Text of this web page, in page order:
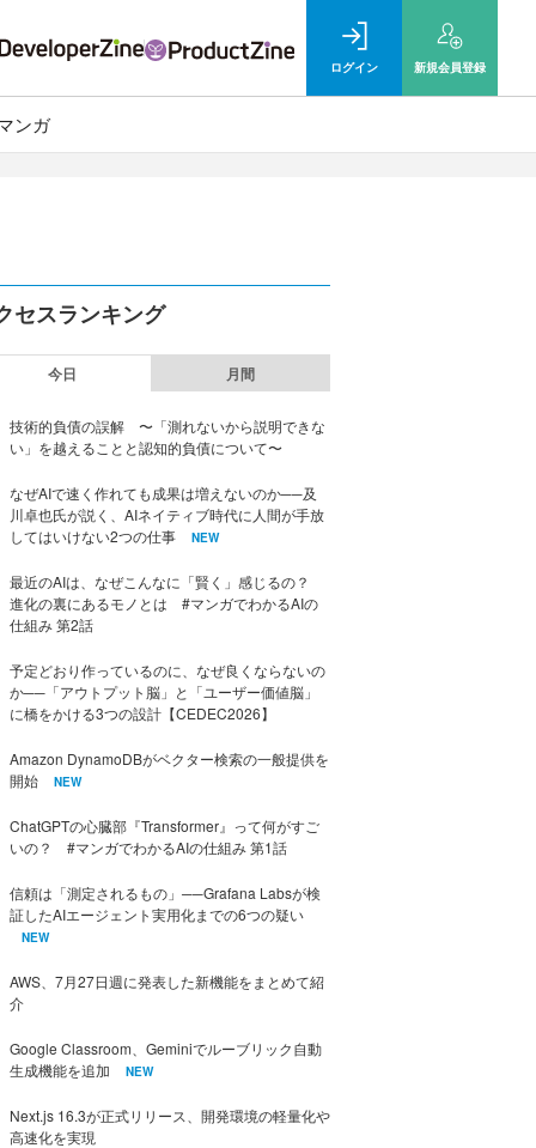
ログイン 新規会員登録
ンガ
セスランキング
今日 月間
技術的負債の誤解 〜「測れないから説明できな
い」を越えることと認知的負債について〜
なぜAIで速く作れても成果は増えないのか──及
川卓也氏が説く、AIネイティブ時代に人間が手放
してはいけない2つの仕事
NEW
最近のAIは、なぜこんなに「賢く」感じるの？
進化の裏にあるモノとは #マンガでわかるAIの
仕組み 第2話
予定どおり作っているのに、なぜ良くならないの
か──「アウトプット脳」と「ユーザー価値脳」
に橋をかける3つの設計【CEDEC2026】
Amazon DynamoDBがベクター検索の一般提供を
開始
NEW
ChatGPTの心臓部『Transformer』って何がすご
いの？ #マンガでわかるAIの仕組み 第1話
信頼は「測定されるもの」──Grafana Labsが検
証したAIエージェント実用化までの6つの疑い
NEW
AWS、7月27日週に発表した新機能をまとめて紹
介
Google Classroom、Geminiでルーブリック自動
生成機能を追加
NEW
Next.js 16.3が正式リリース、開発環境の軽量化や
高速化を実現